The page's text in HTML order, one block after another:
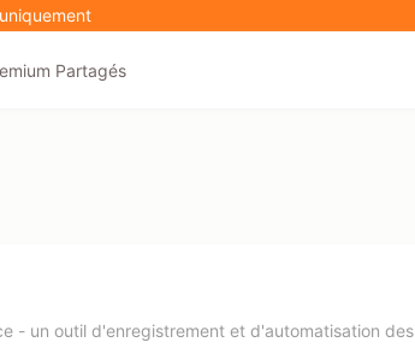
Partagés
- un outil d'enregistrement et d'automatisation des